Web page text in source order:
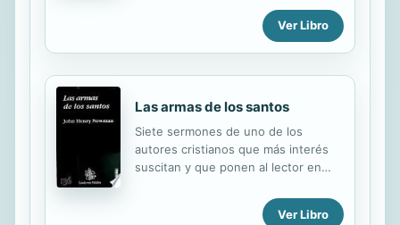
pasar un tiempo diario de
avivamiento matutino con el Señor
en Su palabra. Al mismo tiempo, éste
Entrenamiento de verano celebrado
junio al 5 de julio del 2014 como
continuación del “Estudio de
cristalización de Génesis”. Al tener
los creyentes un contacto íntimo con
verdad serán forjadas en su ser, y así
ellos serán equipados para profetizar
Ver Libro
Las armas de los santos
Siete sermones de uno de los
autores cristianos que más interés
suscitan y que ponen al lector en
Ver Libro